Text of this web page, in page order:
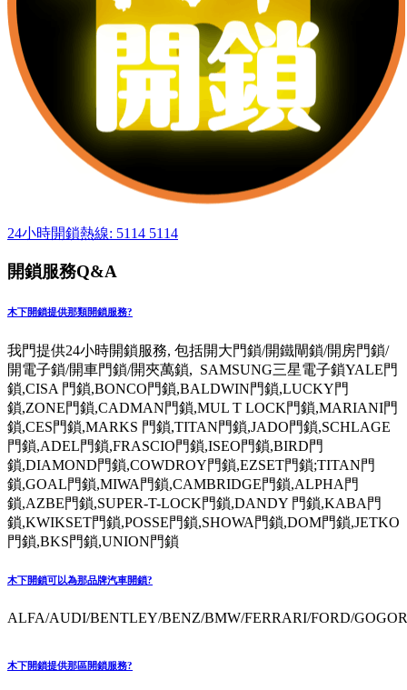
24小時開鎖熱線: 5114 5114
開鎖服務Q&A
木下開鎖提供那類開鎖服務?
我門提供24小時開鎖服務, 包括開大門鎖/開鐵閘鎖/開房門鎖/
開電子鎖/開車門鎖/開夾萬鎖, SAMSUNG三星電子鎖YALE門
鎖,CISA 門鎖,BONCO門鎖,BALDWIN門鎖,LUCKY門
鎖,ZONE門鎖,CADMAN門鎖,MUL T LOCK門鎖,MARIANI門
鎖,CES門鎖,MARKS 門鎖,TITAN門鎖,JADO門鎖,SCHLAGE
門鎖,ADEL門鎖,FRASCIO門鎖,ISEO門鎖,BIRD門
鎖,DIAMOND門鎖,COWDROY門鎖,EZSET門鎖;TITAN門
鎖,GOAL門鎖,MIWA門鎖,CAMBRIDGE門鎖,ALPHA門
鎖,AZBE門鎖,SUPER-T-LOCK門鎖,DANDY 門鎖,KABA門
鎖,KWIKSET門鎖,POSSE門鎖,SHOWA門鎖,DOM門鎖,JETKO
門鎖,BKS門鎖,UNION門鎖
木下開鎖可以為那品牌汽車開鎖?
ALFA/AUDI/BENTLEY/BENZ/BMW/FERRARI/FORD/
木下開鎖提供那區開鎖服務?